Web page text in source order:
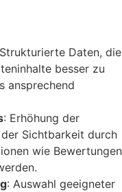
Daten, die
besser zu
ansprechend
: Erhöhung der
Sichtbarkeit durch
wie Bewertungen
: Auswahl geeigneter